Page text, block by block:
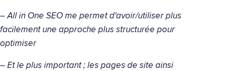
– All in One SEO me permet d'avoir/utiliser plus
facilement une approche plus structurée pour
optimiser
– Et le plus important ; les pages de site ainsi